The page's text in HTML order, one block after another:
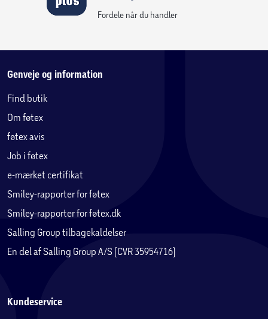
høretelefonerne + 28 timer fra opladningsetuiet) samt
sikrer WF-C710N klare samtaler – selv i støjende
høretelefonerne oprette forbindelse til to Bluetooth-
enheder samtidig og skifte problemfrit mellem dem.
modstå både regn og sved, så du trygt kan bruge dem
både indendørs og udendørs.
*Med støjreduktion deaktiveret.
Fordele når du handler
Genveje og information
Find butik
Om føtex
føtex avis
Job i føtex
e-mærket certifikat
Smiley-rapporter for føtex
Smiley-rapporter for føtex.dk
Salling Group tilbagekaldelser
En del af Salling Group A/S (CVR 35954716)
Kundeservice